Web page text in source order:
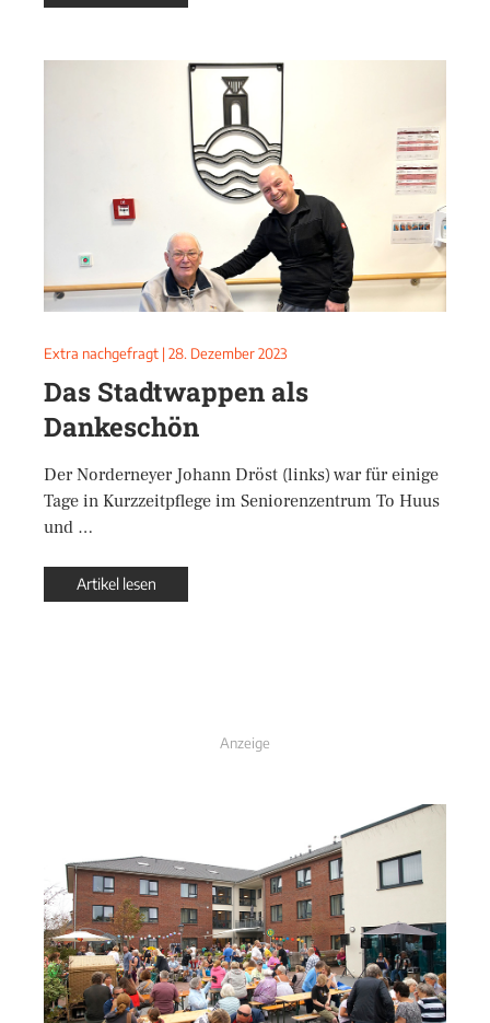
Extra nachgefragt | 28. Dezember 2023
Das Stadtwappen als
Dankeschön
Der Norderneyer Johann Dröst (links) war für einige
Tage in Kurzzeitpflege im Seniorenzentrum To Huus
und …
Artikel lesen
Anzeige